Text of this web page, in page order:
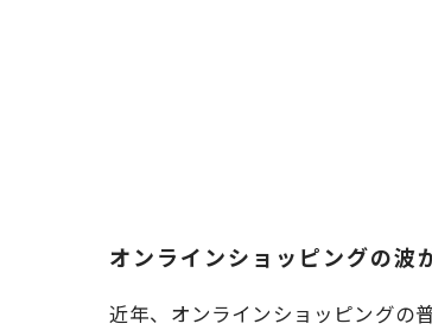
オンラインショッピングの波
近年、オンラインショッピングの